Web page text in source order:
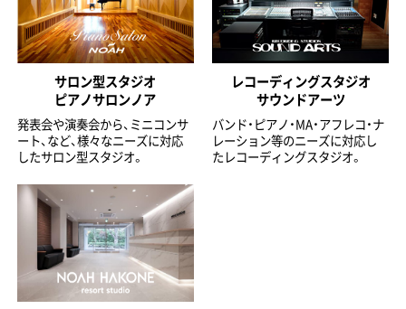
サロン型スタジオ
ピアノサロンノア
発表会や演奏会から、ミニコンサ
ート、など、様々なニーズに対応
したサロン型スタジオ。
レコーディングスタジオ
サウンドアーツ
バンド・ピアノ・MA・アフレコ・ナ
レーション等のニーズに対応し
たレコーディングスタジオ。